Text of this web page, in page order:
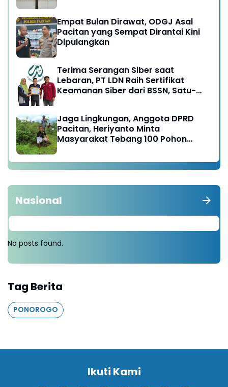
Empat Bulan Dirawat, ODGJ Asal
Pacitan yang Sempat Dirantai Kini
Dipulangkan
Terima Serangan Siber saat
Lebaran, PT LDN Raih Sertifikat
Keamanan Siber dari BSSN, Satu-
Jaga Lingkungan, Anggota DPRD
Pacitan, Heriyanto Minta
Masyarakat Tebang 100 Pohon
Nasional
No posts found.
Tag Berita
PONOROGO
Ikuti Kami